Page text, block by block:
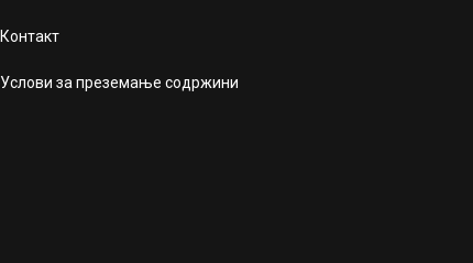
Контакт
Услови за преземање содржини